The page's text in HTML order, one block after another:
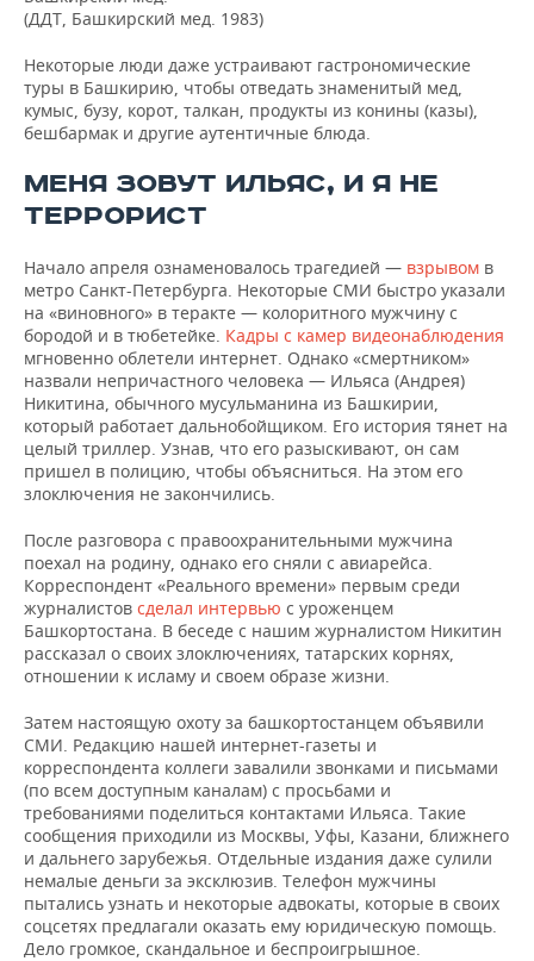
(ДДТ, Башкирский мед. 1983)
Некоторые люди даже устраивают гастрономические
туры в Башкирию, чтобы отведать знаменитый мед,
кумыс, бузу, корот, талкан, продукты из конины (казы),
бешбармак и другие аутентичные блюда.
МЕНЯ ЗОВУТ ИЛЬЯС, И Я НЕ
ТЕРРОРИСТ
Начало апреля ознаменовалось трагедией — взрывом в
метро Санкт-Петербурга. Некоторые СМИ быстро указали
на «виновного» в теракте — колоритного мужчину с
бородой и в тюбетейке. Кадры с камер видеонаблюдения
мгновенно облетели интернет. Однако «смертником»
назвали непричастного человека — Ильяса (Андрея)
Никитина, обычного мусульманина из Башкирии,
который работает дальнобойщиком. Его история тянет на
целый триллер. Узнав, что его разыскивают, он сам
пришел в полицию, чтобы объясниться. На этом его
злоключения не закончились.
После разговора с правоохранительными мужчина
поехал на родину, однако его сняли с авиарейса.
Корреспондент «Реального времени» первым среди
журналистов сделал интервью с уроженцем
Башкортостана. В беседе с нашим журналистом Никитин
рассказал о своих злоключениях, татарских корнях,
отношении к исламу и своем образе жизни.
Затем настоящую охоту за башкортостанцем объявили
СМИ. Редакцию нашей интернет-газеты и
корреспондента коллеги завалили звонками и письмами
(по всем доступным каналам) с просьбами и
требованиями поделиться контактами Ильяса. Такие
сообщения приходили из Москвы, Уфы, Казани, ближнего
и дальнего зарубежья. Отдельные издания даже сулили
немалые деньги за эксклюзив. Телефон мужчины
пытались узнать и некоторые адвокаты, которые в своих
соцсетях предлагали оказать ему юридическую помощь.
Дело громкое, скандальное и беспроигрышное.